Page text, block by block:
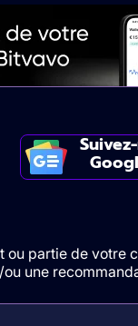
partie de votre
une